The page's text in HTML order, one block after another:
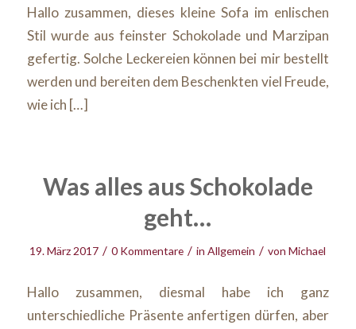
Hallo zusammen, dieses kleine Sofa im enlischen
Stil wurde aus feinster Schokolade und Marzipan
gefertig. Solche Leckereien können bei mir bestellt
werden und bereiten dem Beschenkten viel Freude,
wie ich […]
Was alles aus Schokolade
geht…
19. März 2017 / 0 Kommentare / inAllgemein / vonMichael
Hallo zusammen, diesmal habe ich ganz
unterschiedliche Präsente anfertigen dürfen, aber